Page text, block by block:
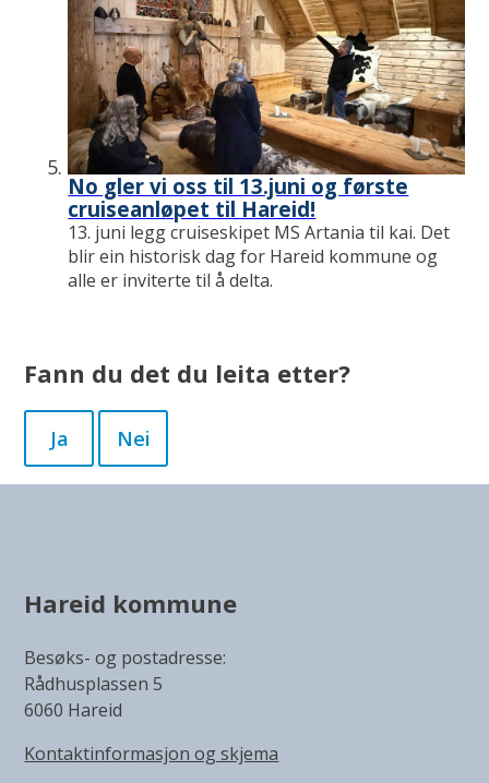
No gler vi oss til 13.juni og første
cruiseanløpet til Hareid!
13. juni legg cruiseskipet MS Artania til kai. Det
blir ein historisk dag for Hareid kommune og
alle er inviterte til å delta.
Fann du det du leita etter?
Ja Nei
Hareid kommune
Besøks- og postadresse:
Rådhusplassen 5
6060 Hareid
Kontaktinformasjon og skjema